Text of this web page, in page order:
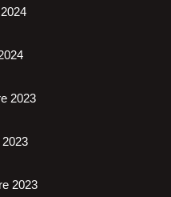
2023
2023